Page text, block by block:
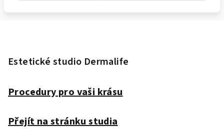
Estetické studio Dermalife
Procedury pro vaši krásu
Přejít na stránku studia